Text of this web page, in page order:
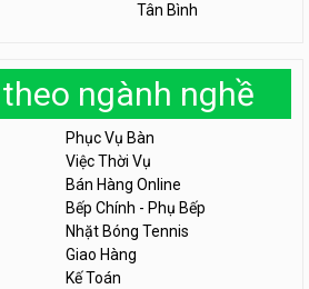
Tân Bình
ngành nghề
Phục Vụ Bàn
Việc Thời Vụ
Bán Hàng Online
Bếp Chính - Phụ Bếp
Nhặt Bóng Tennis
Giao Hàng
Kế Toán